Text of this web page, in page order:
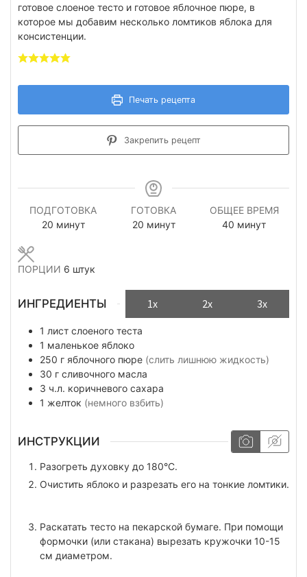
готовое слоеное тесто и готовое яблочное пюре, в
которое мы добавим несколько ломтиков яблока для
консистенции.
Печать рецепта
Закрепить рецепт
ПОДГОТОВКА
20минуты
минут
ГОТОВКА
20минуты
минут
ОБЩЕЕ ВРЕМЯ
40 минуты
минут
ПОРЦИИ 6 штук
ИНГРЕДИЕНТЫ 1x 2x 3x
1 лист слоеного теста
1 маленькое яблоко
250 г яблочного пюре (слить лишнюю жидкость)
30 г сливочного масла
3 ч.л. коричневого сахара
1 желток (немного взбить)
ИНСТРУКЦИИ
Разогреть духовку до 180°C.
Очистить яблоко и разрезать его на тонкие ломтики.
Раскатать тесто на пекарской бумаге. При помощи
формочки (или стакана) вырезать кружочки 10-15
см диаметром.